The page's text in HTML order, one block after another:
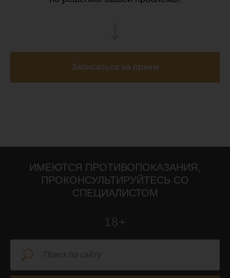
Записаться на прием
ИМЕЮТСЯ ПРОТИВОПОКАЗАНИЯ,
ПРОКОНСУЛЬТИРУЙТЕСЬ СО
СПЕЦИАЛИСТОМ
18+